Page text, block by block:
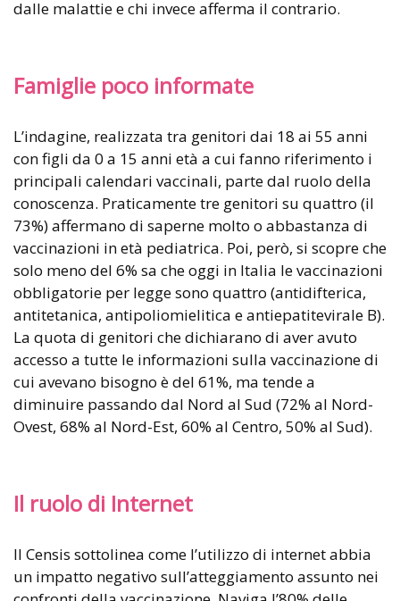
dalle malattie e chi invece afferma il contrario.
Famiglie poco informate
L’indagine, realizzata tra genitori dai 18 ai 55 anni
con figli da 0 a 15 anni età a cui fanno riferimento i
principali calendari vaccinali, parte dal ruolo della
conoscenza. Praticamente tre genitori su quattro (il
73%) affermano di saperne molto o abbastanza di
vaccinazioni in età pediatrica. Poi, però, si scopre che
solo meno del 6% sa che oggi in Italia le vaccinazioni
obbligatorie per legge sono quattro (antidifterica,
antitetanica, antipoliomielitica e antiepatitevirale B).
La quota di genitori che dichiarano di aver avuto
accesso a tutte le informazioni sulla vaccinazione di
cui avevano bisogno è del 61%, ma tende a
diminuire passando dal Nord al Sud (72% al Nord-
Ovest, 68% al Nord-Est, 60% al Centro, 50% al Sud).
Il ruolo di Internet
Il Censis sottolinea come l’utilizzo di internet abbia
un impatto negativo sull’atteggiamento assunto nei